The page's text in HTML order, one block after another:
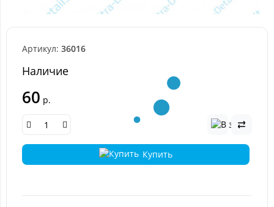
Артикул: 36016
Наличие
60 р.
Купить